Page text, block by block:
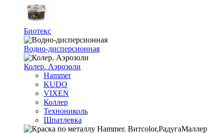
Биотекс
Водно-дисперсионная
Колер. Аэрозоли
Hammer
KUDO
VIXEN
Коллер
Технониколь
Шпатлевка